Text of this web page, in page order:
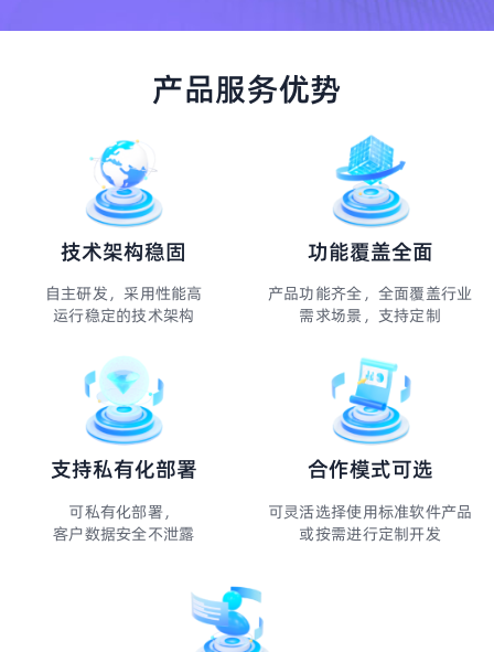
产品服务优势
技术架构稳固
自主研发，采用性能高
运行稳定的技术架构
功能覆盖全面
产品功能齐全，全面覆盖行业
需求场景，支持定制
支持私有化部署
可私有化部署，
客户数据安全不泄露
合作模式可选
可灵活选择使用标准软件产品
或按需进行定制开发